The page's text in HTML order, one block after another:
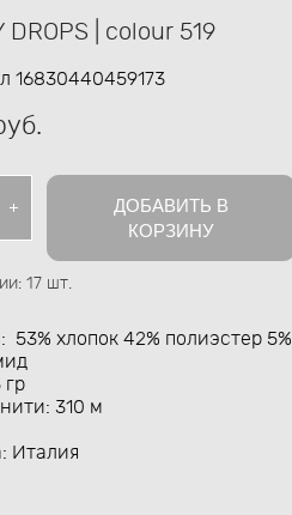
DROPS | colour 519
16830440459173
17 шт.
ДОБАВИТЬ В
КОРЗИНУ
53% хлопок 42% полиэстер 5%
гр
310 м
Италия